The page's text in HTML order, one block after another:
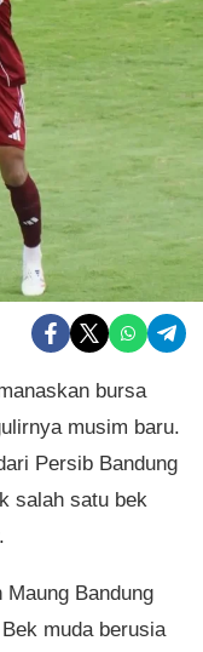
bursa
musim baru.
Persib Bandung
salah satu bek
Bandung
muda berusia